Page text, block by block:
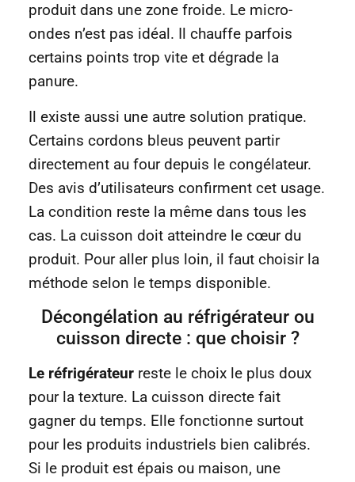
produit dans une zone froide. Le micro-
ondes n’est pas idéal. Il chauffe parfois
certains points trop vite et dégrade la
panure.
Il existe aussi une autre solution pratique.
Certains cordons bleus peuvent partir
directement au four depuis le congélateur.
Des avis d’utilisateurs confirment cet usage.
La condition reste la même dans tous les
cas. La cuisson doit atteindre le cœur du
produit. Pour aller plus loin, il faut choisir la
méthode selon le temps disponible.
Décongélation au réfrigérateur ou
cuisson directe : que choisir ?
Le réfrigérateur reste le choix le plus doux
pour la texture. La cuisson directe fait
gagner du temps. Elle fonctionne surtout
pour les produits industriels bien calibrés.
Si le produit est épais ou maison, une